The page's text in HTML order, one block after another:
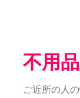
不用
ご近所の人